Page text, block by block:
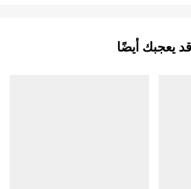
قد يعجبك أيضًا